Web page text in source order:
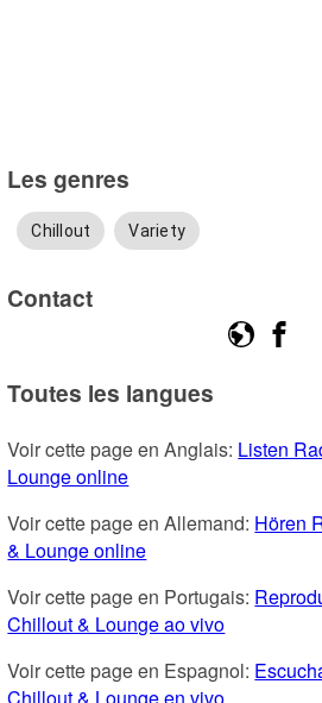
Les genres
Chillout Variety
Contact
Toutes les langues
Voir cette page en Anglais: Listen
Lounge online
Voir cette page en Allemand: Hören
& Lounge online
Voir cette page en Portugais:
Chillout & Lounge ao vivo
Voir cette page en Espagnol:
Chillout & Lounge en vivo